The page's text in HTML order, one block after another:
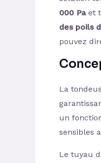
000 Paet
des poils
pouvez
La
un
sensibles
Le tuyau